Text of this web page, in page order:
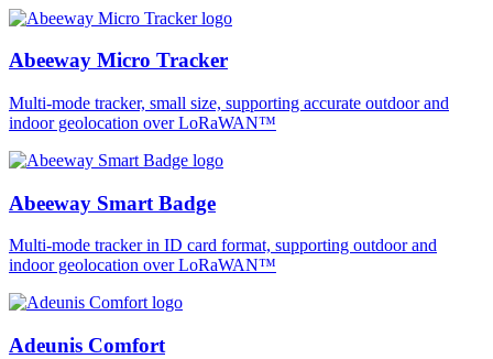
Abeeway Micro Tracker
Multi-mode tracker, small size, supporting accurate outdoor and
indoor geolocation over LoRaWAN™
Abeeway Smart Badge
Multi-mode tracker in ID card format, supporting outdoor and
indoor geolocation over LoRaWAN™
Adeunis Comfort